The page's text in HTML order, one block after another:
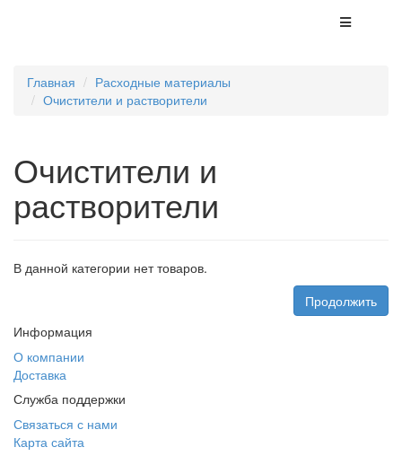
Главная
Расходные материалы
Очистители и растворители
Очистители и
растворители
В данной категории нет товаров.
Продолжить
Информация
О компании
Доставка
Служба поддержки
Связаться с нами
Карта сайта